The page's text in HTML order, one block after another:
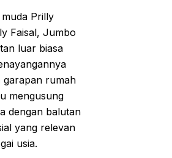
Prilly
Faisal, Jumbo
luar biasa
garapan rumah
mengusung
dengan balutan
yang relevan
usia.